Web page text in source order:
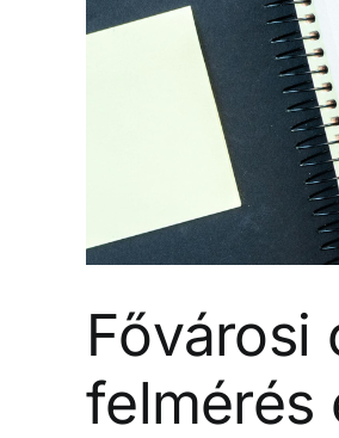
Fővárosi
felmérés